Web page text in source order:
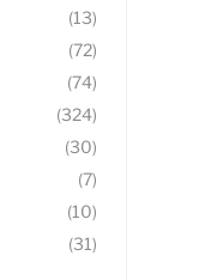
(13)
(72)
(74)
(324)
(30)
(7)
(10)
(31)